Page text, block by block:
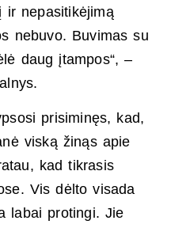
ir nepasitikėjimą
nebuvo. Buvimas su
daug įtampos“, –
prisiminęs, kad,
viską žinąs apie
kad tikrasis
Vis dėlto visada
labai protingi. Jie